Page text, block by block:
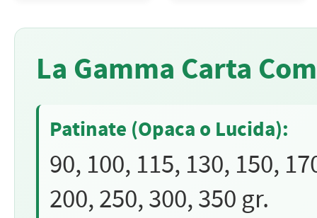
La Gamma Carta
Patinate (Opaca o Lucida):
90, 100, 115, 130, 150,
200, 250, 300, 350 gr.